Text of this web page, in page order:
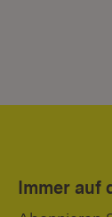
Immer auf